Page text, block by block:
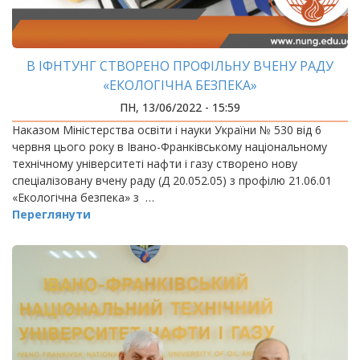
В ІФНТУНГ СТВОРЕНО ПРОФІЛЬНУ ВЧЕНУ РАДУ
«ЕКОЛОГІЧНА БЕЗПЕКА»
ПН, 13/06/2022 - 15:59
Наказом Міністерства освіти і науки України № 530 від 6
червня цього року в Івано-Франківському національному
технічному університеті нафти і газу створено нову
спеціалізовану вчену раду (Д 20.052.05) з профілю 21.06.01
«Екологічна безпека» з …
Переглянути